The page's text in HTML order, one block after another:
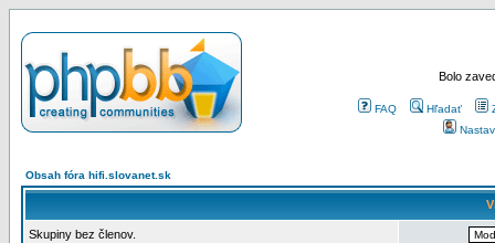
Bolo
FAQ Hľadať
Obsah fóra hifi.slovanet.sk
Skupiny bez členov.